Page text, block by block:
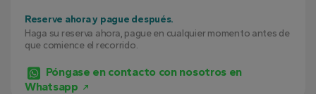
Reserve ahora y pague después.
Haga su reserva ahora, pague en cualquier momento antes de
que comience el recorrido.
Póngase en contacto con nosotros en
Whatsapp